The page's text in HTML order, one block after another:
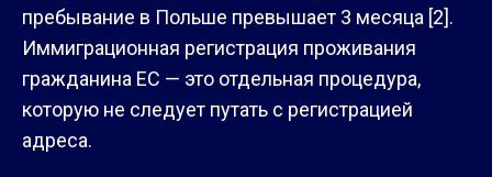
пребывание в Польше превышает 3 месяца [2].
Иммиграционная регистрация проживания
гражданина ЕС — это отдельная процедура,
которую не следует путать с регистрацией
адреса.